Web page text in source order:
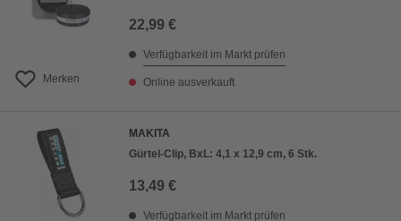
Merken
22,99 €
Verfügbarkeit im Markt prüfen
Online ausverkauft
MAKITA
Gürtel-Clip, BxL: 4,1 x 12,9 cm, 6 Stk.
13,49 €
Verfügbarkeit im Markt prüfen